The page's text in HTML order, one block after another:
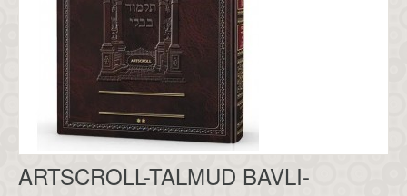
ARTSCROLL-TALMUD BAVLI-